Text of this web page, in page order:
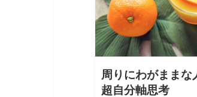
周りにわがままな
超自分軸思考